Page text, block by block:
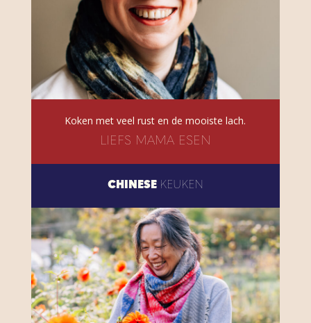
Koken met veel rust en de mooiste lach.
LIEFS MAMA ESEN
CHINESE KEUKEN